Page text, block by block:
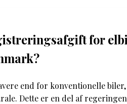
for
end for konventionelle
Dette er en del af